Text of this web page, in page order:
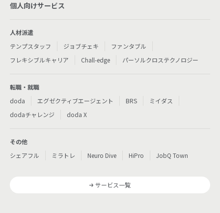
個人向けサービス
人材派遣
テンプスタッフ
ジョブチェキ
ファンタブル
フレキシブルキャリア
Chall-edge パーソルクロステクノロジー
転職・就職
doda
エグゼクティブエージェント BRS
ミイダス
dodaチャレンジ
doda X
その他
シェアフル
ミラトレ Neuro Dive HiPro JobQ Town
サービス一覧